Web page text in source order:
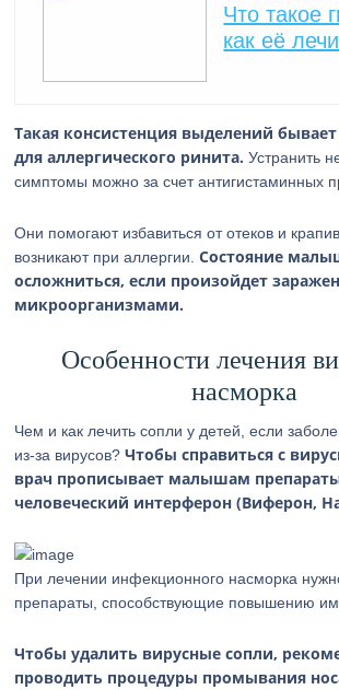
Что такое
как её
Такая консистенция выделений
для аллергического ринита. Устранить
симптомы можно за счет антигистаминных
Они помогают избавиться от отеков и
возникают при аллергии.Состояние
осложниться, если произойдет
микроорганизмами.
Особенности лечения
насморка
Чем и как лечить сопли у детей, если
из-за вирусов?Чтобы справиться с
врач прописывает малышам
человеческий интерферон (Виферон,
При лечении инфекционного насморка
препараты, способствующие повышению
Чтобы удалить вирусные сопли,
проводить процедуры промывания